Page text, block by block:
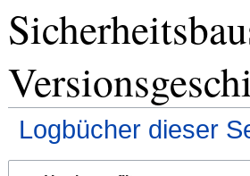
Logbücher dieser